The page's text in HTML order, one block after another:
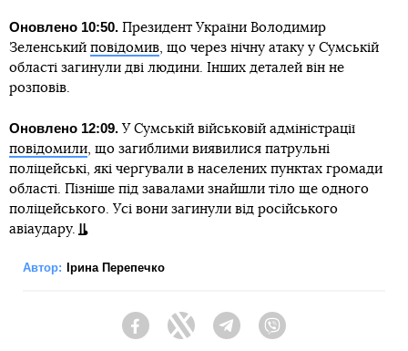
Оновлено 10:50. Президент України Володимир
Зеленський повідомив , що через нічну атаку у Сумській
області загинули дві людини. Інших деталей він не
розповів.
Оновлено 12:09. У Сумській військовій адміністрації
повідомили , що загиблими виявилися патрульні
поліцейські, які чергували в населених пунктах громади
області. Пізніше під завалами знайшли тіло ще одного
поліцейського. Усі вони загинули від російського
авіаудару.
Автор: Ірина Перепечко
FacebookTwitter Telegram